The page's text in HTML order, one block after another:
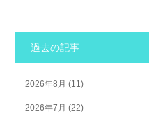
過去の記事
2026年8月 (11)
2026年7月 (22)